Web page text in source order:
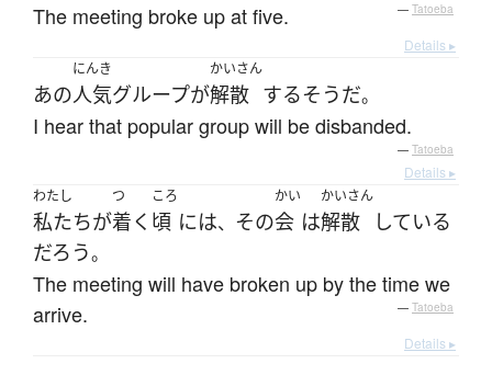
The meeting broke up at five. — Tatoeba
Details ▸
あの
にんき
人気グループが
かいさん
解散 するそうだ。
I hear that popular group will be disbanded.
— Tatoeba
Details ▸
わたし
私たちが
つ
着く
ころ
頃 には、 その
かい
会 は
かいさん
解散
している
だろう。
The meeting will have broken up by the time we
arrive.
— Tatoeba
Details ▸